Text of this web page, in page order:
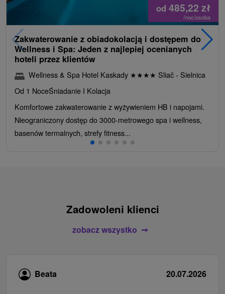
od 485,22 zł
/noc/osoba
Zakwaterowanie z obiadokolacją i dostępem do
Wellness i Spa: Jeden z najlepiej ocenianych
hoteli przez klientów
Wellness & Spa Hotel Kaskady ★★★★ Sliač - Sielnica
Od 1 NoceŚniadanie I Kolacja
Komfortowe zakwaterowanie z wyżywieniem HB i napojami.
Nieograniczony dostęp do 3000-metrowego spa i wellness,
basenów termalnych, strefy fitness...
Zadowoleni klienci
zobacz wszystko
Beata 20.07.2026